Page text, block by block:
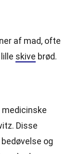
af mad, ofte
skive brød.
Disse
og